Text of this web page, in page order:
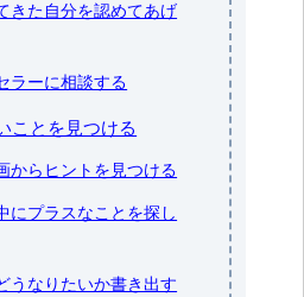
きた自分を認めてあげ
ラーに相談する
ことを見つける
からヒントを見つける
にプラスなことを探し
うなりたいか書き出す